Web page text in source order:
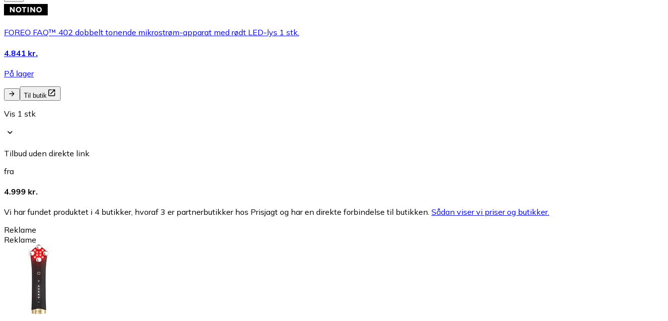
FOREO FAQ™ 402 dobbelt tonende mikrostrøm-apparat med rødt LED-lys 1 stk.
4.841 kr.
På lager
Til butik
Vis 1 stk
Tilbud uden direkte link
fra
4.999 kr.
Vi har fundet produktet i 4 butikker, hvoraf 3 er partnerbutikker hos Prisjagt og har en direkte forbindelse til butikken. Sådan viser vi priser og butikker.
Reklame
Reklame